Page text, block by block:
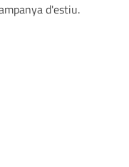
d'estiu.